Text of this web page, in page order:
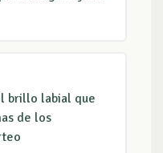
brillo labial que
de los